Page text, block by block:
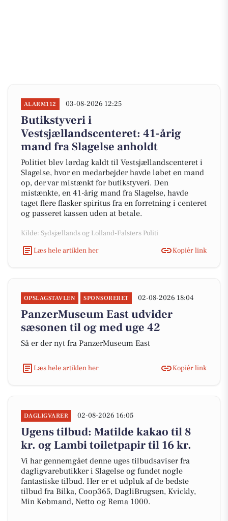
ALARM112 03-08-2026 12:25
Butikstyveri i
Vestsjællandscenteret: 41-årig
mand fra Slagelse anholdt
Politiet blev lørdag kaldt til Vestsjællandscenteret i
Slagelse, hvor en medarbejder havde løbet en mand
op, der var mistænkt for butikstyveri. Den
mistænkte, en 41-årig mand fra Slagelse, havde
taget flere flasker spiritus fra en forretning i centeret
og passeret kassen uden at betale.
Kilde: Sydsjællands og Lolland-Falsters Politi
Læs hele artiklen her
Kopiér link
OPSLAGSTAVLEN SPONSORERET 02-08-2026 18:04
PanzerMuseum East udvider
sæsonen til og med uge 42
Så er der nyt fra PanzerMuseum East
Læs hele artiklen her Kopiér link
DAGLIGVARER 02-08-2026 16:05
Ugens tilbud: Matilde kakao til 8
kr. og Lambi toiletpapir til 16 kr.
Vi har gennemgået denne uges tilbudsaviser fra
dagligvarebutikker i Slagelse og fundet nogle
fantastiske tilbud. Her er et udpluk af de bedste
tilbud fra Bilka, Coop365, DagliBrugsen, Kvickly,
Min Købmand, Netto og Rema 1000.